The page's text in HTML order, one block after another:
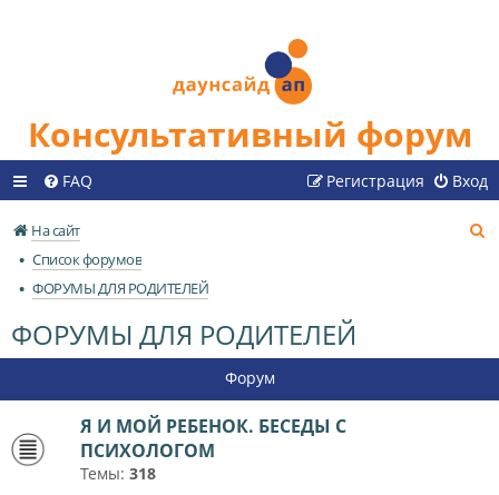
Консультативный форум
FAQ Вход
Регистрация
На сайт
Список форумов
ФОРУМЫ ДЛЯ РОДИТЕЛЕЙ
ФОРУМЫ ДЛЯ РОДИТЕЛЕЙ
Форум
Я И МОЙ РЕБЕНОК. БЕСЕДЫ С
ПСИХОЛОГОМ
Темы: 318